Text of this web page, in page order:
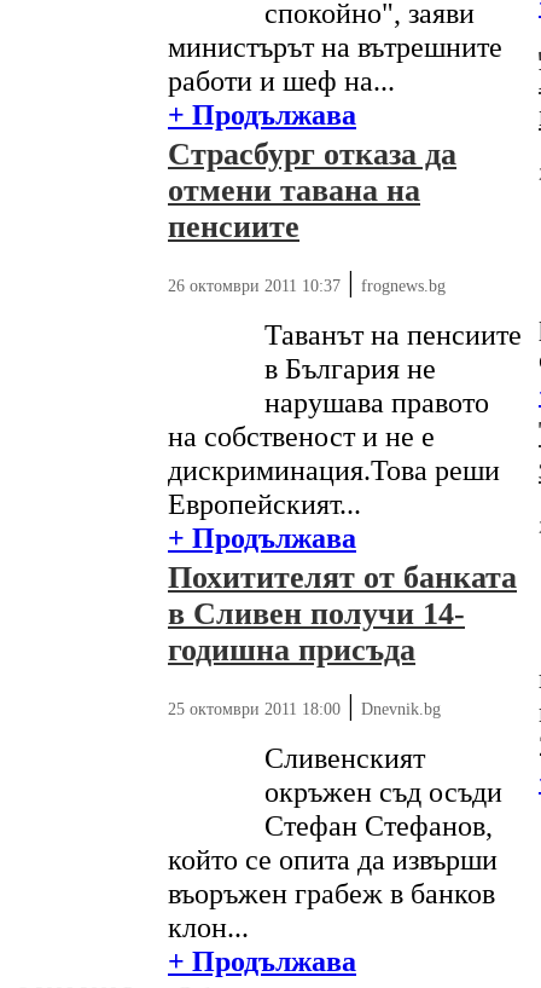
спокойно", заяви
министърът на вътрешните
работи и шеф на...
+ Продължава
Страсбург отказа да
отмени тавана на
пенсиите
26 октомври 2011 10:37 | frognews.bg
Таванът на пенсиите
в България не
нарушава правото
на собственост и не е
дискриминация.Това реши
Европейският...
+ Продължава
Похитителят от банката
в Сливен получи 14-
годишна присъда
25 октомври 2011 18:00 | Dnevnik.bg
Сливенският
окръжен съд осъди
Стефан Стефанов,
който се опита да извърши
въоръжен грабеж в банков
клон...
+ Продължава